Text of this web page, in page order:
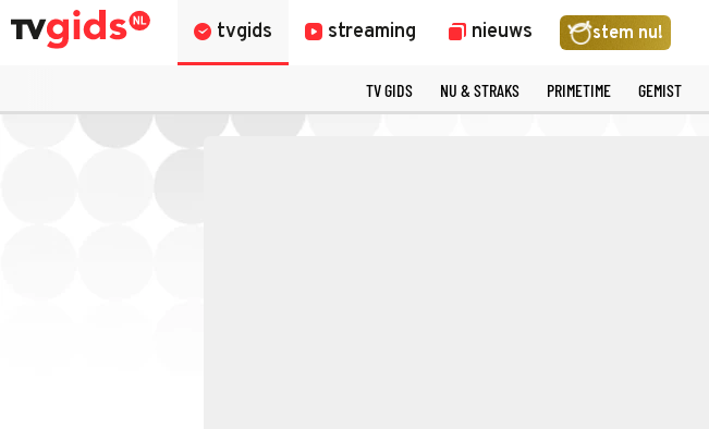
tvgids streaming nieuws stem nu!
TV GIDS NU & STRAKS PRIMETIME GEMIST